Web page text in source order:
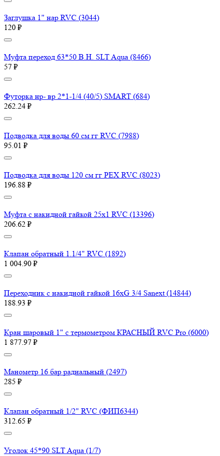
Заглушка 1" нар RVC (3044)
120 ₽
Муфта переход 63*50 В.Н. SLT Aqua (8466)
57 ₽
Футорка нр- вр 2*1-1/4 (40/5) SMART (684)
262.24 ₽
Подводка для воды 60 см гг RVC (7988)
95.01 ₽
Подводка для воды 120 см гг PEX RVC (8023)
196.88 ₽
Муфта с накидной гайкой 25х1 RVC (13396)
206.62 ₽
Клапан обратный 1.1/4" RVC (1892)
1 004.90 ₽
Переходник с накидной гайкой 16хG 3/4 Sanext (14844)
188.93 ₽
Кран шаровый 1" с термометром КРАСНЫЙ RVC Pro (6000)
1 877.97 ₽
Манометр 16 бар радиальный (2497)
285 ₽
Клапан обратный 1/2" RVC (ФИП6344)
312.65 ₽
Уголок 45*90 SLT Aqua (1/7)